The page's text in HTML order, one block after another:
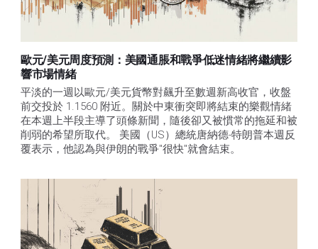
歐元/美元周度預測：美國通脹和戰爭低迷情緒將繼續影
響市場情緒
平淡的一週以歐元/美元貨幣對飆升至數週新高收官，收盤
前交投於 1.1560 附近。關於中東衝突即將結束的樂觀情緒
在本週上半段主導了頭條新聞，隨後卻又被慣常的拖延和被
削弱的希望所取代。 美國（US）總統唐納德-特朗普本週反
覆表示，他認為與伊朗的戰爭"很快"就會結束。